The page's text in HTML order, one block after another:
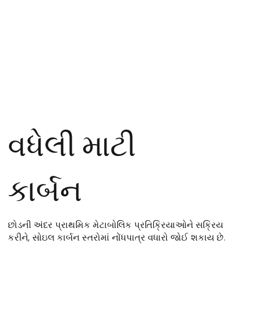
વધેલી માટી
કાર્બન
છોડની અંદર પ્રાથમિક મેટાબોલિક પ્રતિક્રિયાઓને સક્રિય
કરીને, સોઇલ કાર્બન સ્તરોમાં નોંધપાત્ર વધારો જોઈ શકાય છે.